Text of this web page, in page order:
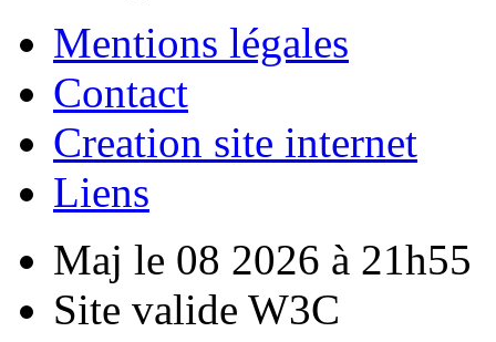
Mentions légales
Contact
Creation site internet
Liens
Maj le 08 2026 à 21h55
Site valide W3C